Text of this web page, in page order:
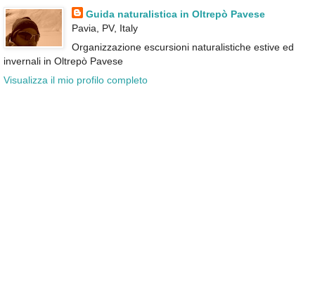
Guida naturalistica in Oltrepò Pavese
Pavia, PV, Italy
Organizzazione escursioni naturalistiche estive ed
invernali in Oltrepò Pavese
Visualizza il mio profilo completo